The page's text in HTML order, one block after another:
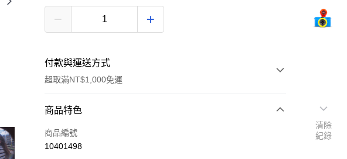
付款與運送方式
超取滿NT$1,000免運
付款方式
信用卡一次付款
商品特色
商品編號
10401498
清除
紀錄